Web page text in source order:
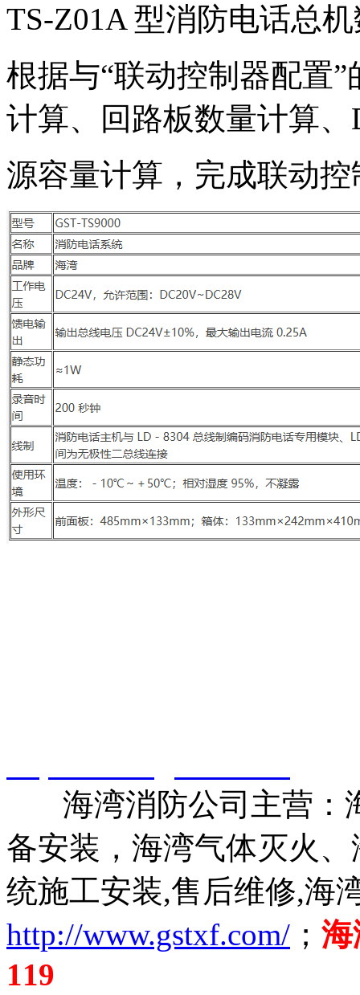
TS-Z01A 型消防电话总
根据与“联动控制器配置
计算、回路板数量计算、
源容量计算，完成联动
海湾消防公司主营：
备安装，海湾气体灭火
统施工安装,售后维修,海
http://www.gstxf.com/ ； 海
119